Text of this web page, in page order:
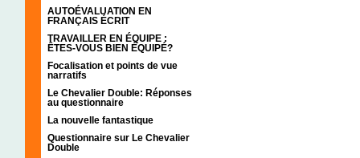
AUTOÉVALUATION EN
FRANÇAIS ÉCRIT
TRAVAILLER EN ÉQUIPE :
ÊTES-VOUS BIEN ÉQUIPÉ?
Focalisation et points de vue
narratifs
Le Chevalier Double: Réponses
au questionnaire
La nouvelle fantastique
Questionnaire sur Le Chevalier
Double